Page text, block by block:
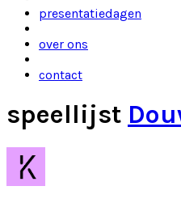
presentatiedagen
over ons
contact
speellijst